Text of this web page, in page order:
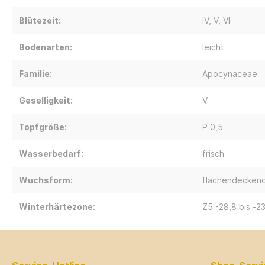
Blütezeit: IV, V, VI
Bodenarten: leicht
Familie: Apocynaceae
Geselligkeit: V
Topfgröße: P 0,5
Wasserbedarf: frisch
Wuchsform:
Winterhärtezone: Z5 -28,8 bis -